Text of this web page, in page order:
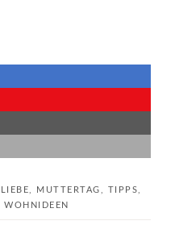
LIEBE MUTTERTAG TIPPS
,WOHNIDEEN